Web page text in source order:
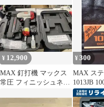
¥ 12,900
MAX 釘打機 マックス
常圧 フィニッシュネイ
¥300
MAX ス
1013JB